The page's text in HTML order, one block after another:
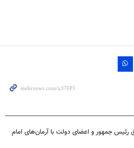
رئیس جمهور و اعضای دولت با آرمان‌های امام